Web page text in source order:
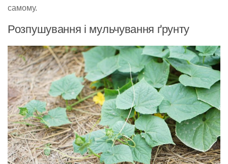
самому.
Розпушування і мульчування ґрунту